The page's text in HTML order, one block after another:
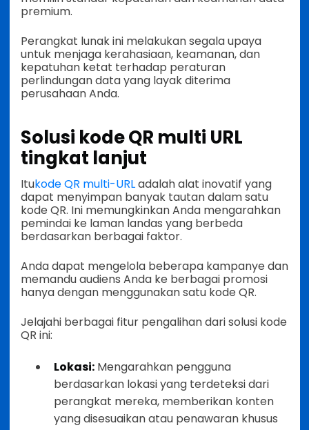
premium.
Perangkat lunak ini melakukan segala upaya
untuk menjaga kerahasiaan, keamanan, dan
kepatuhan ketat terhadap peraturan
perlindungan data yang layak diterima
perusahaan Anda.
Solusi kode QR multi URL
tingkat lanjut
Itukode QR multi-URLadalah alat inovatif yang
dapat menyimpan banyak tautan dalam satu
kode QR. Ini memungkinkan Anda mengarahkan
pemindai ke laman landas yang berbeda
berdasarkan berbagai faktor.
Anda dapat mengelola beberapa kampanye dan
memandu audiens Anda ke berbagai promosi
hanya dengan menggunakan satu kode QR.
Jelajahi berbagai fitur pengalihan dari solusi kode
QR ini:
Lokasi:Mengarahkan pengguna
berdasarkan lokasi yang terdeteksi dari
perangkat mereka, memberikan konten
yang disesuaikan atau penawaran khusus